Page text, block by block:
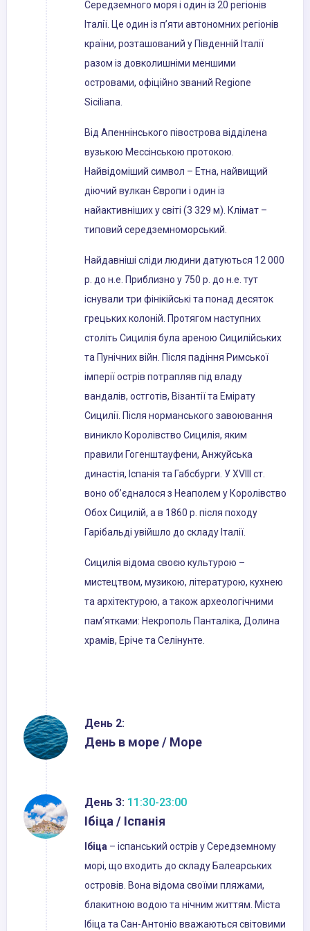
Середземного моря і один із 20 регіонів
Італії. Це один із п’яти автономних регіонів
країни, розташований у Південній Італії
разом із довколишніми меншими
островами, офіційно званий Regione
Siciliana.
Від Апеннінського півострова відділена
вузькою Мессінською протокою.
Найвідоміший символ – Етна, найвищий
діючий вулкан Європи і один із
найактивніших у світі (3 329 м). Клімат –
типовий середземноморський.
Найдавніші сліди людини датуються 12 000
р. до н.е. Приблизно у 750 р. до н.е. тут
існували три фінікійські та понад десяток
грецьких колоній. Протягом наступних
століть Сицилія була ареною Сицилійських
та Пунічних війн. Після падіння Римської
імперії острів потрапляв під владу
вандалів, остготів, Візантії та Емірату
Сицилії. Після норманського завоювання
виникло Королівство Сицилія, яким
правили Гогенштауфени, Анжуйська
династія, Іспанія та Габсбурги. У XVIII ст.
воно об’єдналося з Неаполем у Королівство
Обох Сицилій, а в 1860 р. після походу
Гарібальді увійшло до складу Італії.
Сицилія відома своєю культурою –
мистецтвом, музикою, літературою, кухнею
та архітектурою, а також археологічними
пам’ятками: Некрополь Панталіка, Долина
храмів, Еріче та Селінунте.
День 2:
День в море / Море
День 3: 11:30-23:00
Ібіца / Іспанія
Ібіца – іспанський острів у Середземному
морі, що входить до складу Балеарських
островів. Вона відома своїми пляжами,
блакитною водою та нічним життям. Міста
Ібіца та Сан-Антоніо вважаються світовими